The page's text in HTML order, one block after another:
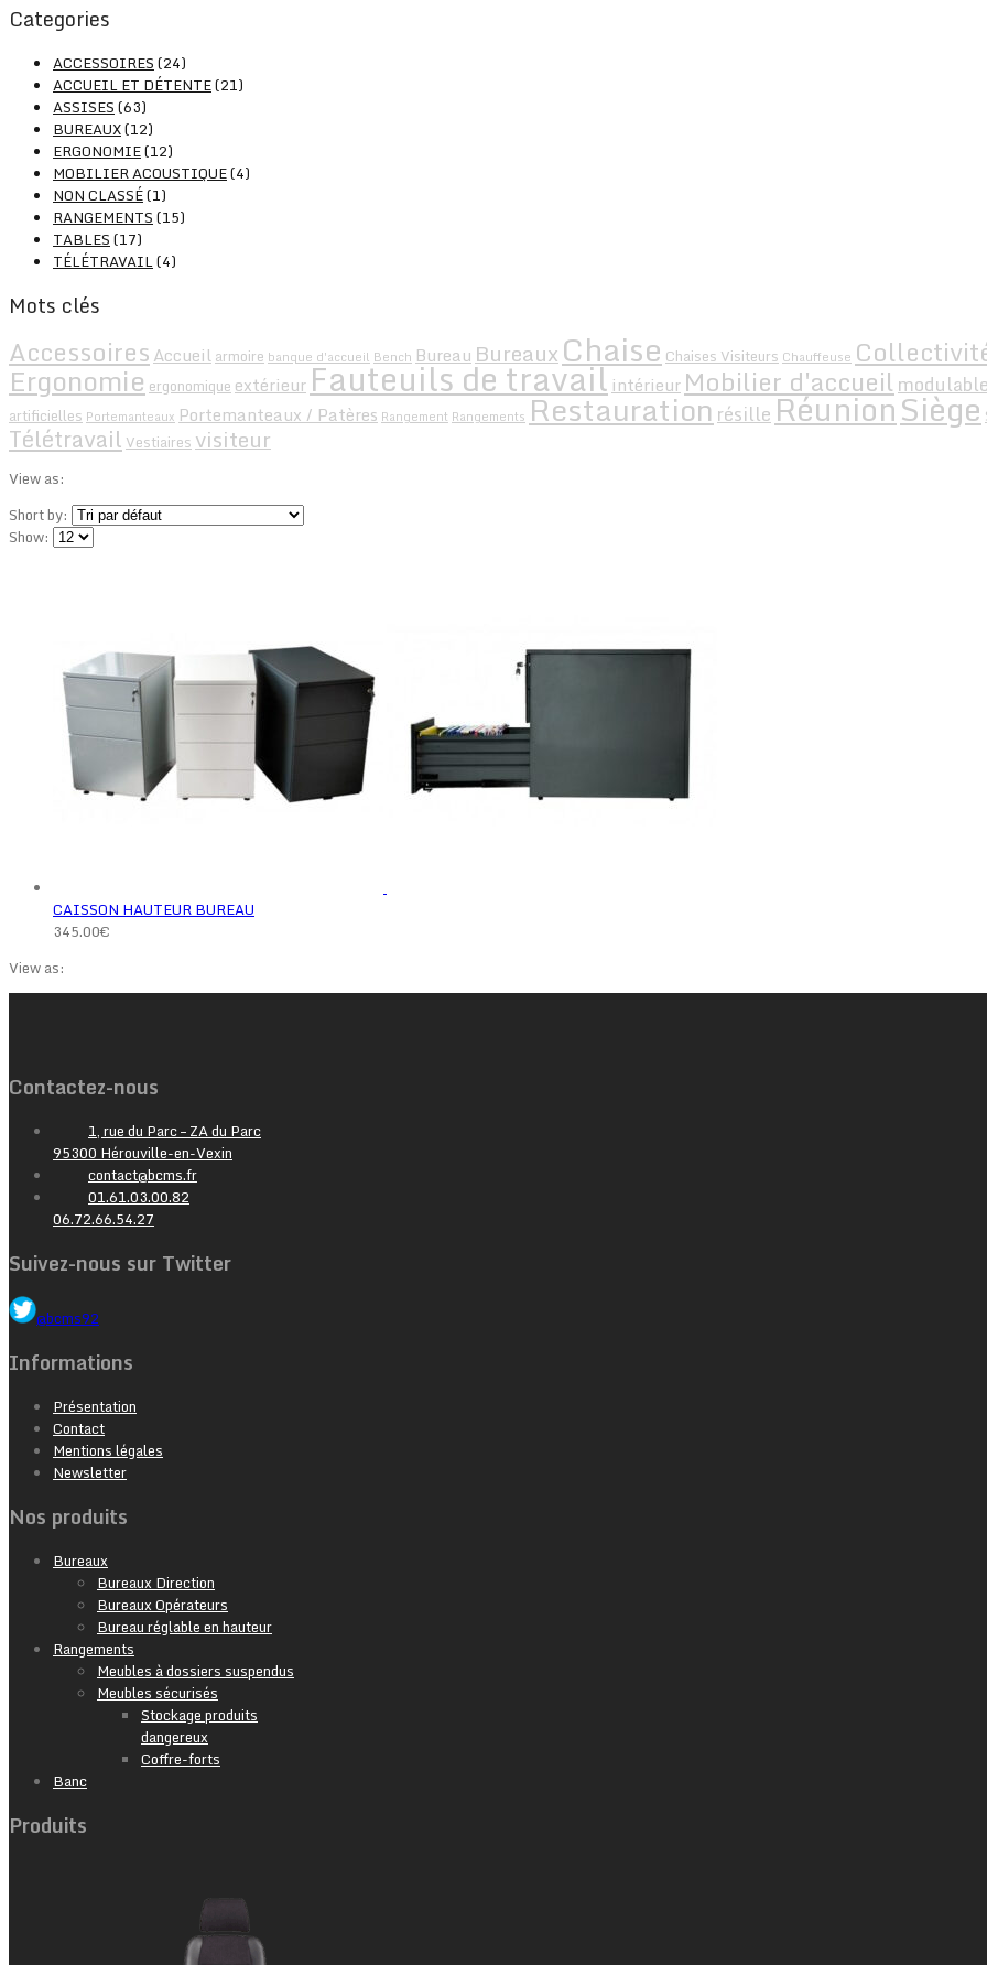
Categories
ACCESSOIRES(24)
ACCUEIL ET DÉTENTE(21)
ASSISES(63)
BUREAUX(12)
ERGONOMIE(12)
MOBILIER ACOUSTIQUE(4)
NON CLASSÉ(1)
RANGEMENTS(15)
TABLES(17)
TÉLÉTRAVAIL(4)
Mots clés
Accessoires Accueilarmoire banque d'accueil Bench Bureau BureauxChaise Chaises Visiteurs Chauffeuse
Ergonomieergonomique extérieurFauteuils de travail intérieur Mobilier d'accueil
artificielles Portemanteaux Portemanteaux / Patères Rangement Rangements RestaurationrésilleRéunionSiège
Télétravail Vestiaires visiteur
View as:
Short by:
Show:
CAISSON HAUTEUR BUREAU
345.00€
View as:
Contactez-nous
1, rue du Parc – ZA du Parc
95300 Hérouville-en-Vexin
contact@bcms.fr
01.61.03.00.82
06.72.66.54.27
Suivez-nous sur Twitter
@bcms92
Informations
Présentation
Contact
Mentions légales
Newsletter
Nos produits
Bureaux
Bureaux Direction
Bureaux Opérateurs
Bureau réglable en hauteur
Rangements
Meubles à dossiers suspendus
Meubles sécurisés
Stockage produits
dangereux
Coffre-forts
Banc
Produits